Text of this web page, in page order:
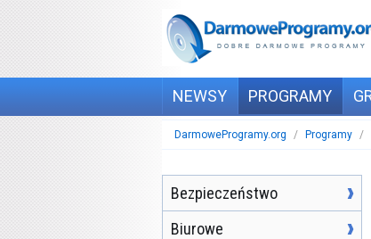
NEWSY PROGRAMY
DarmoweProgramy.org / Programy /
Bezpieczeństwo
Biurowe